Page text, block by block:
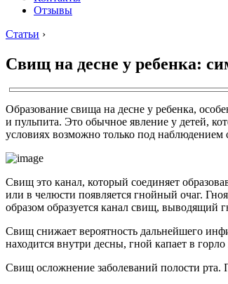
Отзывы
Статьи ›
Свищ на десне у ребенка:
Образование свища на десне у ребенка,
и пульпита. Это обычное явление у детей,
условиях возможно только под наблюдением
Свищ это канал, который соединяет
или в челюсти появляется гнойный очаг.
образом образуется канал свищ,
Свищ снижает вероятность дальнейшего
находится внутри десны, гной капает в
Свищ осложнение заболеваний полости